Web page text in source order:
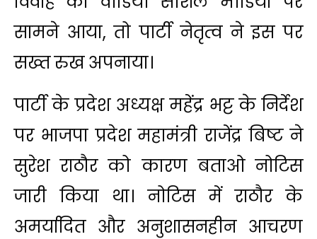
सामने आया, तो पार्टी नेतृत्व ने इस पर
सख्त रुख अपनाया।
पार्टी के प्रदेश अध्यक्ष महेंद्र भट्ट के निर्देश
पर भाजपा प्रदेश महामंत्री राजेंद्र बिष्ट ने
सुरेश राठौर को कारण बताओ नोटिस
जारी किया था। नोटिस में राठौर के
अमर्यादित और अनुशासनहीन आचरण